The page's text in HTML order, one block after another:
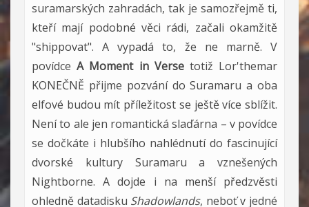
suramarských zahradách, tak je samozřejmě ti,
kteří mají podobné věci rádi, začali okamžitě
"shippovat". A vypadá to, že ne marně. V
povídceA Moment in Versetotiž Lor'themar
KONEČNĚ přijme pozvání do Suramaru a oba
elfové budou mít příležitost se ještě více sblížit.
Není to ale jen romantická slaďárna – v povídce
se dočkáte i hlubšího nahlédnutí do fascinující
dvorské kultury Suramaru a vznešených
Nightborne. A dojde i na menší předzvěsti
ohledně datadisku Shadowlands, neboť v jedné